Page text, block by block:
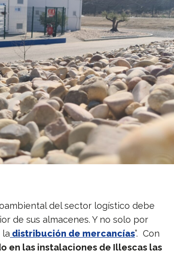
del sector logístico debe
de sus almacenes. Y no solo por
la distribución de mercancías”. Con
en las instalaciones de Illescas las